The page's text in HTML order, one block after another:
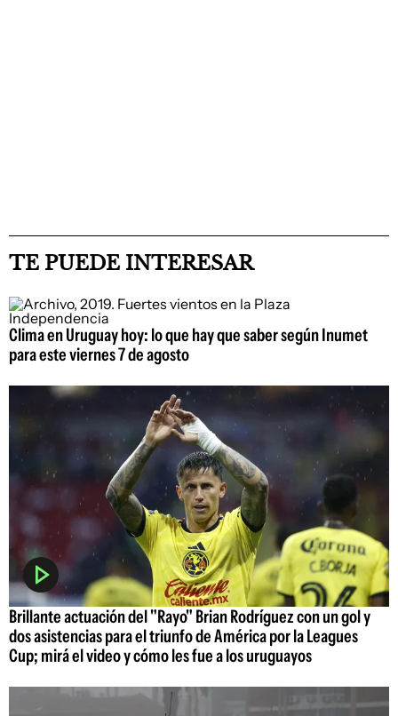
TE PUEDE INTERESAR
Clima en Uruguay hoy: lo que hay que saber según Inumet
para este viernes 7 de agosto
Brillante actuación del "Rayo" Brian Rodríguez con un gol y
dos asistencias para el triunfo de América por la Leagues
Cup; mirá el video y cómo les fue a los uruguayos